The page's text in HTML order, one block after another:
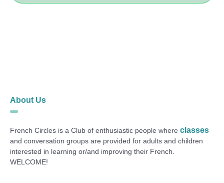
About Us
French Circles is a Club of enthusiastic people whereclasses
and conversation groups are provided for adults and children
interested in learning or/and improving their French.
WELCOME!